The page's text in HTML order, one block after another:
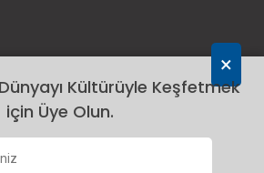
×
Kültürüyle Keşfetmek
için Üye Olun.
Travel. Tüm hakları saklıdır.